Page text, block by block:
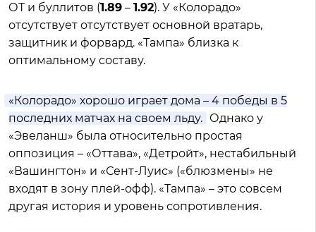
ОТ и буллитов (1.89 – 1.92). У «Колорадо»
отсутствует отсутствует основной вратарь,
защитник и форвард. «Тампа» близка к
оптимальному составу.
«Колорадо» хорошо играет дома – 4 победы в 5
последних матчах на своем льду. Однако у
«Эвеланш» была относительно простая
оппозиция – «Оттава», «Детройт», нестабильный
«Вашингтон» и «Сент-Луис» («блюзмены» не
входят в зону плей-офф). «Тампа» – это совсем
другая история и уровень сопротивления.